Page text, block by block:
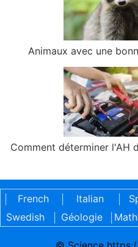
Animaux avec une
Comment déterminer l'AH
French Italian
Swedish
Géologie